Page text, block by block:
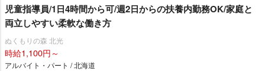
児童指導員/1日4時間から可/週2日からの扶養内勤務OK/家庭と
両立しやすい柔軟な働き方
ぬくもりの森 北光
時給1,100円～
アルバイト・パート / 北海道